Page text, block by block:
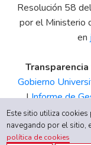
Resolución 58
por el Ministerio
en
Gobierno
|Informe de
Tributario|
Este sitio utiliza
navegando por el sitio,
política de cookies